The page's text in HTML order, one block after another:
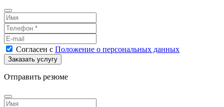
Согласен с Положение о персональных данных
Отправить резюме